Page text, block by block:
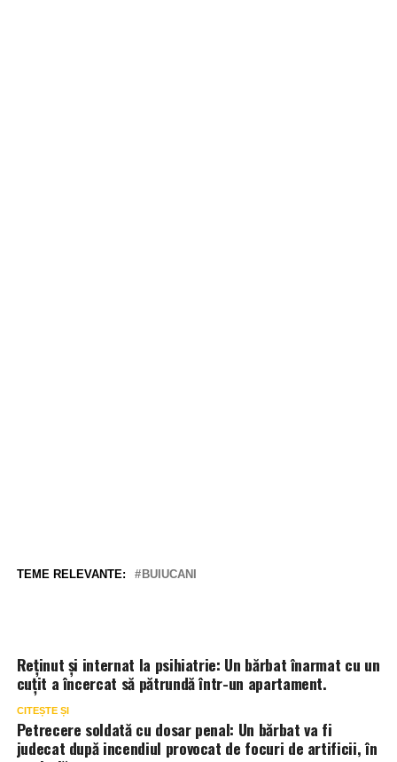
TEME RELEVANTE: BUIUCANI
Reținut și internat la psihiatrie: Un bărbat înarmat cu un
cuțit a încercat să pătrundă într-un apartament.
CITEȘTE ȘI
Petrecere soldată cu dosar penal: Un bărbat va fi
judecat după incendiul provocat de focuri de artificii, în